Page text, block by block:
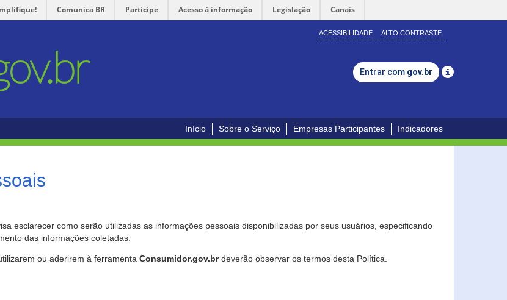
Comunica BR Participe Acesso à informação Legislação Canais
ACESSIBILIDADE ALTO CONTRASTE
Entrar com gov.br
Início Sobre o Serviço Empresas Participantes Indicadores
esclarecer como serão utilizadas as informações pessoais disponibilizadas por seus usuários, especificando
das informações coletadas.
ou aderirem à ferramenta Consumidor.gov.brdeverão observar os termos desta Política.